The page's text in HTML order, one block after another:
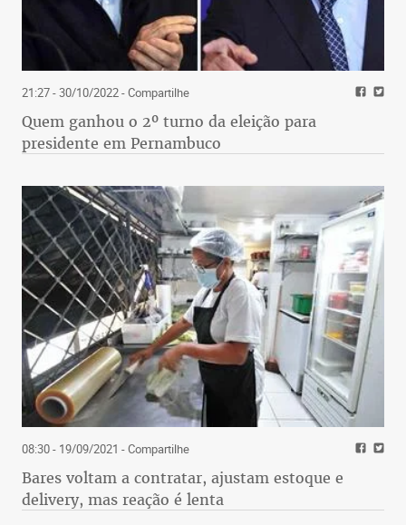
21:27 - 30/10/2022- Compartilhe
Quem ganhou o 2º turno da eleição para
presidente em Pernambuco
08:30 - 19/09/2021 - Compartilhe
Bares voltam a contratar, ajustam estoque e
delivery, mas reação é lenta